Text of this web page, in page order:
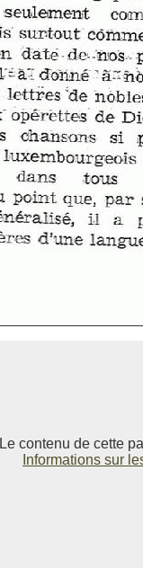
Le contenu de cette
Informations sur